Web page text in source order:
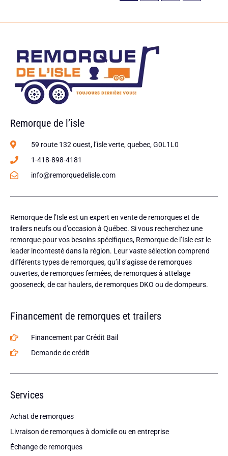
Remorque de l’isle
59 route 132 ouest, l’isle verte, quebec, G0L1L0
1-418-898-4181
info@remorquedelisle.com
Remorque de l’Isle est un expert en vente de remorques et de
trailers neufs ou d’occasion à Québec. Si vous recherchez une
remorque pour vos besoins spécifiques, Remorque de l’Isle est le
leader incontesté dans la région. Leur vaste sélection comprend
différents types de remorques, qu’il s’agisse de remorques
ouvertes, de remorques fermées, de remorques à attelage
gooseneck, de car haulers, de remorques DKO ou de dompeurs.
Financement de remorques et trailers
Financement par Crédit Bail
Demande de crédit
Services
Achat de remorques
Livraison de remorques à domicile ou en entreprise
Échange de remorques